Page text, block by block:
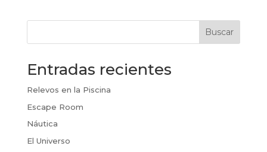
Buscar
Entradas recientes
Relevos en la Piscina
Escape Room
Náutica
El Universo